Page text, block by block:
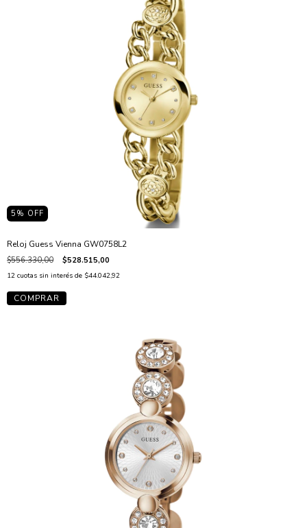
5 % OFF
Reloj Guess Vienna GW0758L2
$556.330,00 $528.515,00
12 cuotas sin interés de $44.042,92